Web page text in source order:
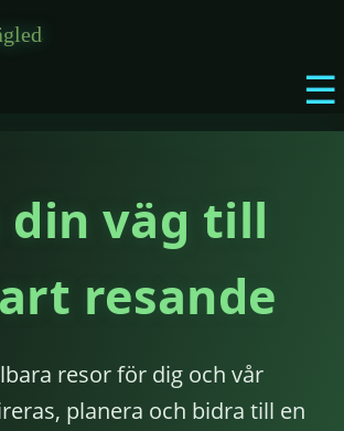
☰
väg till
resande
resor för dig och vår
planera och bidra till en